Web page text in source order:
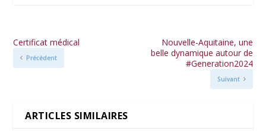
Certificat médical
Précédent
Nouvelle-Aquitaine, une
belle dynamique autour de
#Generation2024
Suivant
ARTICLES SIMILAIRES